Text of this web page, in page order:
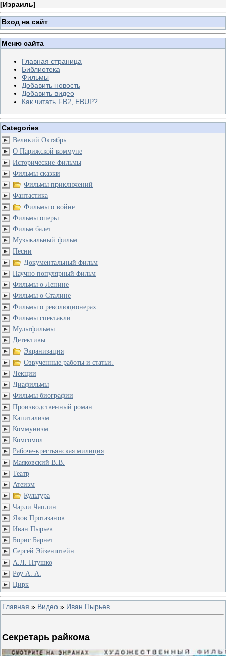
[Израиль]
Вход на сайт
Меню сайта
Главная страница
Библиотека
Фильмы
Добавить новость
Добавить видео
Как читать FB2, EBUP?
Categories
Великий Октябрь
О Парижской коммуне
Исторические фильмы
Фильмы сказки
Фильмы приключений
Фантастика
Фильмы о войне
Фильмы оперы
Фильм балет
Музыкальный фильм
Песни
Документальный фильм
Научно популярный фильм
Фильмы о Ленине
Фильмы о Сталине
Фильмы о революционерах
Фильмы спектакли
Мультфильмы
Детективы
Экранизация
Озвученные работы и статьи.
Лекции
Диафильмы
Фильмы биографии
Производственный роман
Капитализм
Коммунизм
Комсомол
Рабоче-крестьянская милиция
Маяковский В.В.
Театр
Атеизм
Культура
Чарли Чаплин
Яков Протазанов
Иван Пырьев
Борис Барнет
Сергей Эйзенштейн
А.Л. Птушко
Роу А. А.
Цирк
Главная » Видео » Иван Пырьев
Секретарь райкома